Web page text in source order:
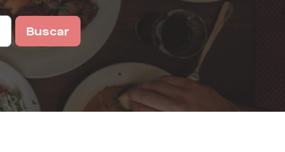
Buscar